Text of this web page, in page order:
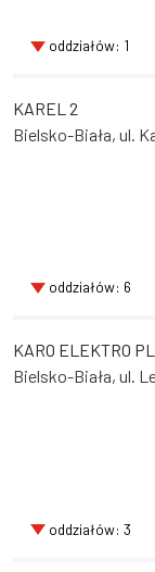
oddziałów: 1
KAREL 2
Bielsko-Biała, ul.
oddziałów: 6
KARO ELEKTRO
Bielsko-Biała, ul.
oddziałów: 3